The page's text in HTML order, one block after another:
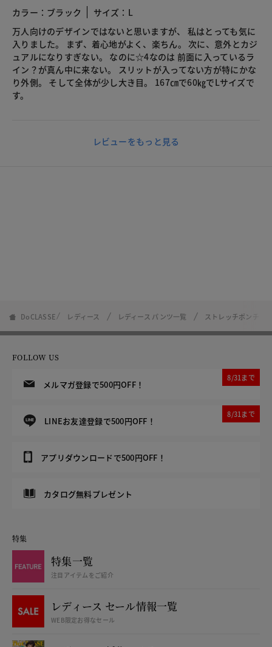
カラー：ブラック
サイズ：L
万人向けのデザインではないと思いますが、 私はとっても気に
入りました。 まず、着心地がよく、楽ちん。 次に、意外とカジ
ュアルになりすぎない。 なのに☆4なのは 前面に入っているラ
イン？が真ん中に来ない。 スリットが入ってない方が特にかな
り外側。 そして全体が少し大き目。 167㎝で60㎏でLサイズで
す。
レビューをもっと見る
DoCLASSE レディース レディース パンツ一覧 ストレッチポンチ・
FOLLOW US
メルマガ登録で500円OFF！
8/31まで
LINEお友達登録で500円OFF！
8/31まで
アプリダウンロードで500円OFF！
カタログ無料プレゼント
特集
特集一覧
注目アイテムをご紹介
レディース セール情報一覧
WEB限定お得なセール